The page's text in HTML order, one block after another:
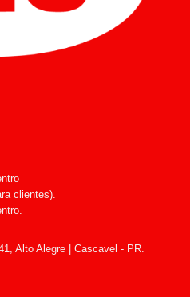
clientes).
Alto Alegre | Cascavel - PR.